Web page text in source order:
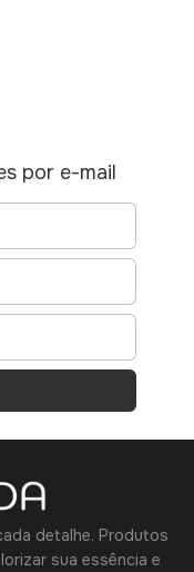
por e-mail
detalhe. Produtos
sua essência e